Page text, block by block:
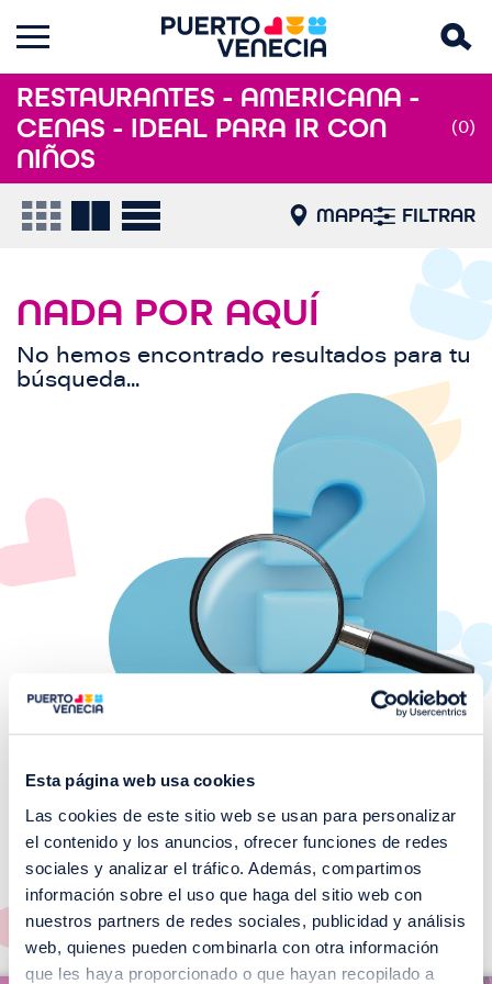
Esta página web usa cookies
Las cookies de este sitio web se usan para personalizar
el contenido y los anuncios, ofrecer funciones de redes
sociales y analizar el tráfico. Además, compartimos
información sobre el uso que haga del sitio web con
nuestros partners de redes sociales, publicidad y análisis
web, quienes pueden combinarla con otra información
que les haya proporcionado o que hayan recopilado a
RESTAURANTES - AMERICANA -
CENAS - IDEAL PARA IR CON
NIÑOS
(0)
MAPA FILTRAR
NADA POR AQUÍ
No hemos encontrado resultados para tu
búsqueda...
¡No te pierdas nuestros
EVENTOS!
Ver todos >